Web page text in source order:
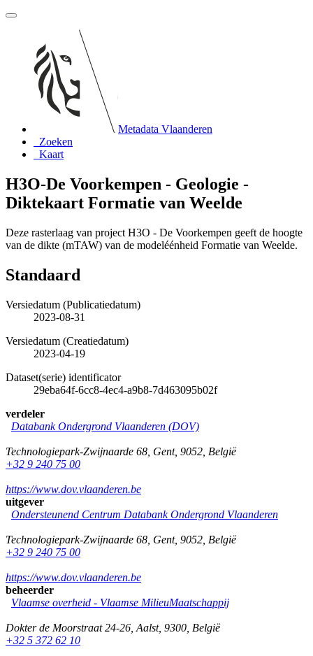
Metadata Vlaanderen
Zoeken
Kaart
H3O-De Voorkempen - Geologie -
Diktekaart Formatie van Weelde
Deze rasterlaag van project H3O - De Voorkempen geeft de hoogte
van de dikte (mTAW) van de modeléénheid Formatie van Weelde.
Standaard
Versiedatum (Publicatiedatum)
2023-08-31
Versiedatum (Creatiedatum)
2023-04-19
Dataset(serie) identificator
29eba64f-6cc8-4ec4-a9b8-7d463095b02f
verdeler
Databank Ondergrond Vlaanderen (DOV)
Technologiepark-Zwijnaarde 68 Gent, 9052 België
+32 9 240 75 00
https://www.dov.vlaanderen.be
uitgever
Ondersteunend Centrum Databank Ondergrond Vlaanderen
Technologiepark-Zwijnaarde 68 Gent, 9052 België
+32 9 240 75 00
https://www.dov.vlaanderen.be
beheerder
Vlaamse overheid - Vlaamse MilieuMaatschappij
Dokter de Moorstraat 24-26 Aalst, 9300 België
+32 5 372 62 10